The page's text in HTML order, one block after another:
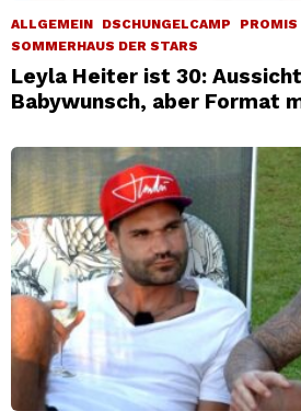
ALLGEMEIN DSCHUNGELCAMP PROMIS
SOMMERHAUS DER STARS
Leyla Heiter ist 30:
Babywunsch, aber Format